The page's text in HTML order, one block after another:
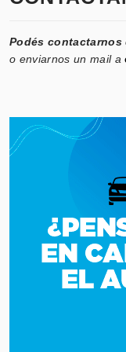
Podés contactarnos
o enviarnos un mail a